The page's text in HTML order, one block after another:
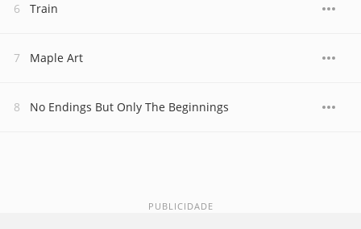
Train
Maple Art
No Endings But Only The Beginnings